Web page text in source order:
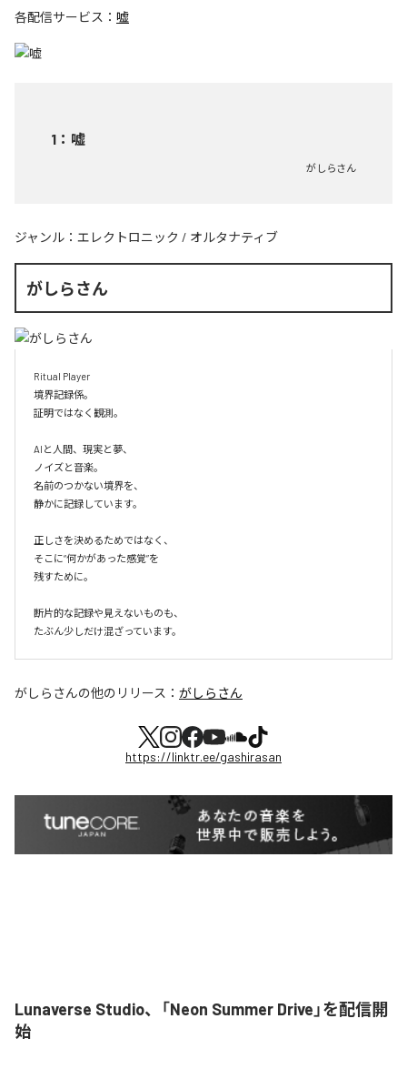
各配信サービス： 嘘
1 ： 嘘
がしらさん
ジャンル： エレクトロニック / オルタナティブ
がしらさん
Ritual Player
境界記録係。
証明ではなく観測。
AIと人間、現実と夢、
ノイズと音楽。
名前のつかない境界を、
静かに記録しています。
正しさを決めるためではなく、
そこに“何かがあった感覚”を
残すために。
断片的な記録や見えないものも、
たぶん少しだけ混ざっています。
がしらさんの他のリリース： がしらさん
https://linktr.ee/gashirasan
Lunaverse Studio、「Neon Summer Drive」を配信開
始